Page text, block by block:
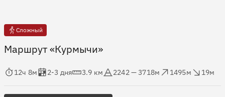
Сложный
Маршрут «Курмычи»
в пути
12ч 8м
Оценка в днях
2-3 дня
Дистанция
3.9 км
Абсолютная высота
2242 — 3718м
1495м
19м